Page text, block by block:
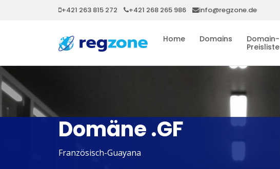
+421 263 815 272 +421 268 265 986 info@regzone.de
Home Domains
Domain-
Preisliste
Domäne .GF
Französisch-Guayana